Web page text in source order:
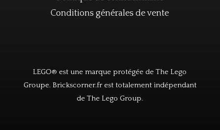
Conditions générales de vente
LEGO® est une marque protégée de The Lego
Groupe. Brickscorner.fr est totalement indépendant
de The Lego Group.